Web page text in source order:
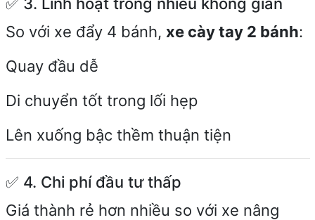
So với xe đẩy 4 bánh, xe cày tay 2 bánh:
Quay đầu dễ
Di chuyển tốt trong lối hẹp
Lên xuống bậc thềm thuận tiện
✅ 4. Chi phí đầu tư thấp
Giá thành rẻ hơn nhiều so với xe nâng